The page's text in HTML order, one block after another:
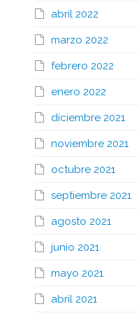
abril 2022
marzo 2022
febrero 2022
enero 2022
diciembre 2021
noviembre 2021
octubre 2021
septiembre 2021
agosto 2021
junio 2021
mayo 2021
abril 2021